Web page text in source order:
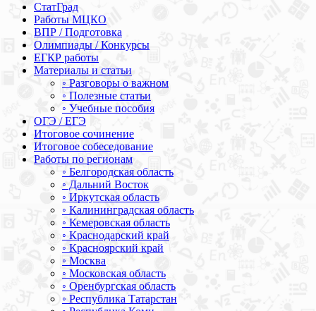
СтатГрад
Работы МЦКО
ВПР / Подготовка
Олимпиады / Конкурсы
ЕГКР работы
Материалы и статьи
◦ Разговоры о важном
◦ Полезные статьи
◦ Учебные пособия
ОГЭ / ЕГЭ
Итоговое сочинение
Итоговое собеседование
Работы по регионам
◦ Белгородская область
◦ Дальний Восток
◦ Иркутская область
◦ Калининградская область
◦ Кемеровская область
◦ Краснодарский край
◦ Красноярский край
◦ Москва
◦ Московская область
◦ Оренбургская область
◦ Республика Татарстан